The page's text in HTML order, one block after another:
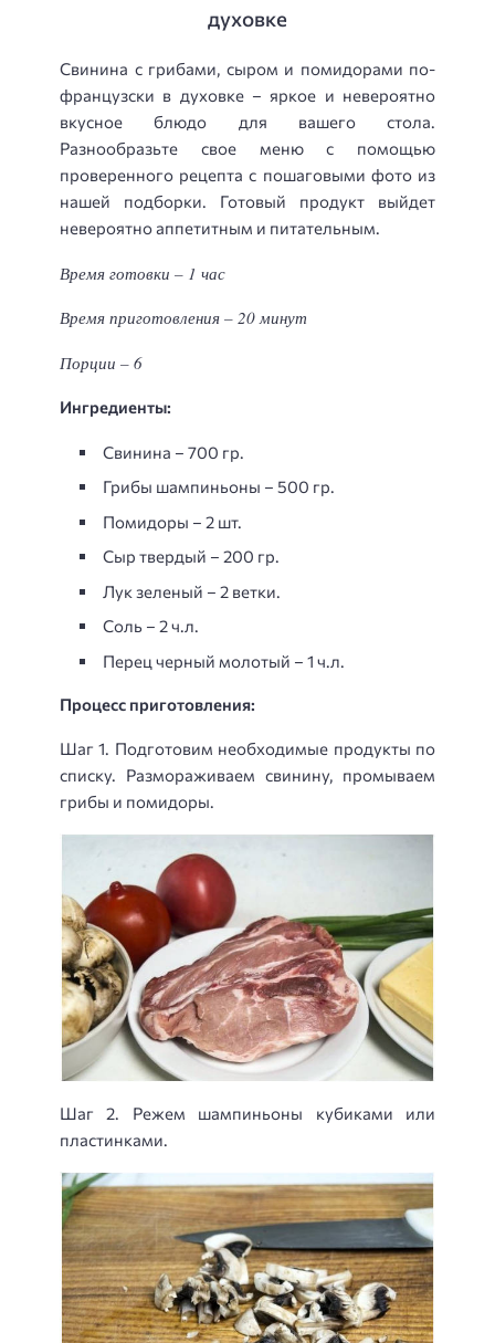
духовке
Свинина с грибами, сыром и помидорами по-
французски в духовке – яркое и невероятно
вкусное блюдо для вашего стола.
Разнообразьте свое меню с помощью
проверенного рецепта с пошаговыми фото из
нашей подборки. Готовый продукт выйдет
невероятно аппетитным и питательным.
Время готовки – 1 час
Время приготовления – 20 минут
Порции – 6
Ингредиенты:
Свинина – 700 гр.
Грибы шампиньоны – 500 гр.
Помидоры – 2 шт.
Сыр твердый – 200 гр.
Лук зеленый – 2 ветки.
Соль – 2 ч.л.
Перец черный молотый – 1 ч.л.
Процесс приготовления:
Шаг 1. Подготовим необходимые продукты по
списку. Размораживаем свинину, промываем
грибы и помидоры.
Шаг 2. Режем шампиньоны кубиками или
пластинками.